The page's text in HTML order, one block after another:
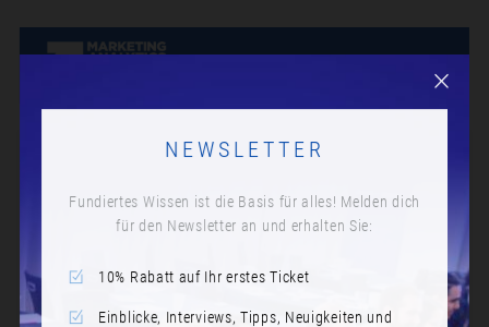
NEWSLETTER
Fundiertes Wissen ist die Basis für alles! Melden dich
für den Newsletter an und erhalten Sie:
10% Rabatt auf Ihr erstes Ticket
Einblicke, Interviews, Tipps, Neuigkeiten und